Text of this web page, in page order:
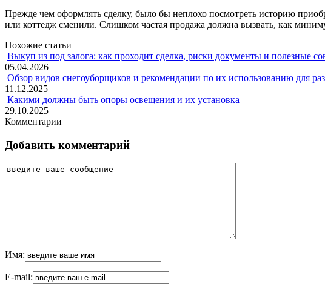
Прежде чем оформлять сделку, было бы неплохо посмотреть историю
или коттедж сменили. Слишком частая продажа должна вызвать, как
Похожие статьи
Выкуп из под залога: как проходит сделка, риски документы и полезные
05.04.2026
Обзор видов снегоуборщиков и рекомендации по их использованию для
11.12.2025
Какими должны быть опоры освещения и их установка
29.10.2025
Комментарии
Добавить комментарий
Имя:
E-mail: